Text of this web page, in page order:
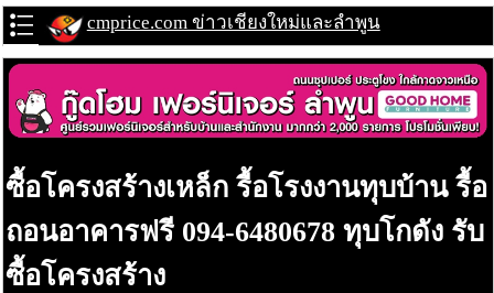
cmprice.com ข่าวเชียงใหม่และลำพูน
ซื้อโครงสร้างเหล็ก รื้อโรงงานทุบบ้าน รื้อ
ถอนอาคารฟรี 094-6480678 ทุบโกดัง รับ
ซื้อโครงสร้าง